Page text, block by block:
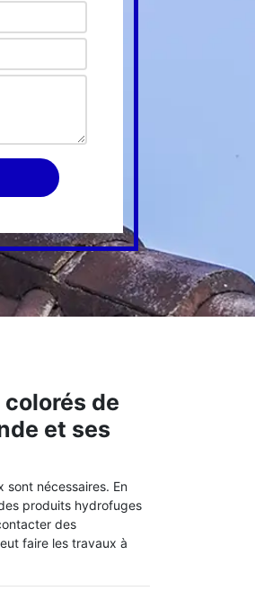
de
et ses
sont nécessaires. En
produits hydrofuges
des
faire les travaux à